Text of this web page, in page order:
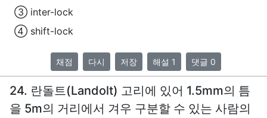
③ inter-lock
④ shift-lock
채점 다시 저장 해설 1 댓글 0
24. 란돌트(Landolt) 고리에 있어 1.5mm의 틈
을 5m의 거리에서 겨우 구분할 수 있는 사람의